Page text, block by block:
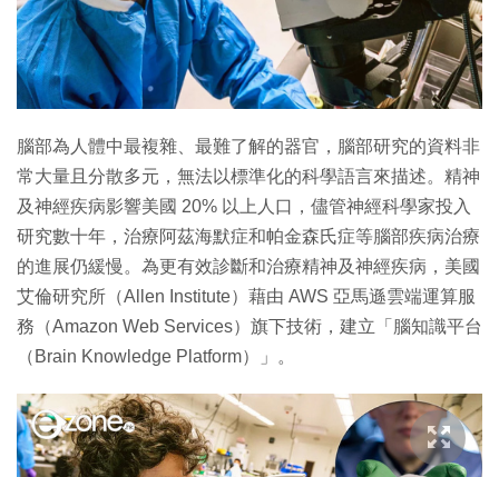
腦部為人體中最複雜、最難了解的器官，腦部研究的資料非
常大量且分散多元，無法以標準化的科學語言來描述。精神
及神經疾病影響美國 20% 以上人口，儘管神經科學家投入
研究數十年，治療阿茲海默症和帕金森氏症等腦部疾病治療
的進展仍緩慢。為更有效診斷和治療精神及神經疾病，美國
艾倫研究所（Allen Institute）藉由 AWS 亞馬遜雲端運算服
務（Amazon Web Services）旗下技術，建立「腦知識平台
（Brain Knowledge Platform）」。